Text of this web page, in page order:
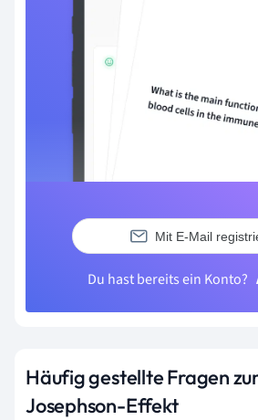
Mit E-Mail
Du hast bereits ein Konto?
Häufig gestellte Fragen
Josephson-Effekt